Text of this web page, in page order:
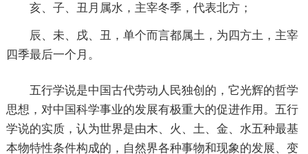
亥、子、丑月属水，主宰冬季，代表北方；
辰、未、戌、丑，单个而言都属土，为四方土，主宰
四季最后一个月。
五行学说是中国古代劳动人民独创的，它光辉的哲学
思想，对中国科学事业的发展有极重大的促进作用。五行
学说的实质，认为世界是由木、火、土、金、水五种最基
本物特性条件构成的，自然界各种事物和现象的发展、变